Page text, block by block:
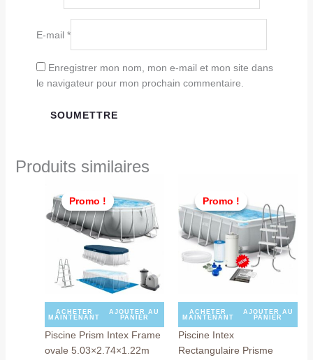
E-mail *
Enregistrer mon nom, mon e-mail et mon site dans
le navigateur pour mon prochain commentaire.
Produits similaires
Promo !
Promo !
ACHETER
MAINTENANT
AJOUTER AU
PANIER
Piscine Prism Intex Frame
ovale 5.03×2.74×1.22m
initial
était :
TND
4.999,000.
actuel
est :
TND
3.649,000.
Promo !
Promo !
ACHETER
MAINTENANT
AJOUTER AU
PANIER
Piscine Intex
Rectangulaire Prisme
initial
était :
TND
2.499,000.
actuel
est :
TND
1.499,000.